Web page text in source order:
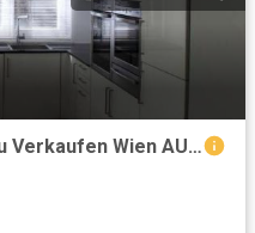
Wohnung 4 Schlafzimmer Zu Verkaufen Wien AUT 599000 ES99792194